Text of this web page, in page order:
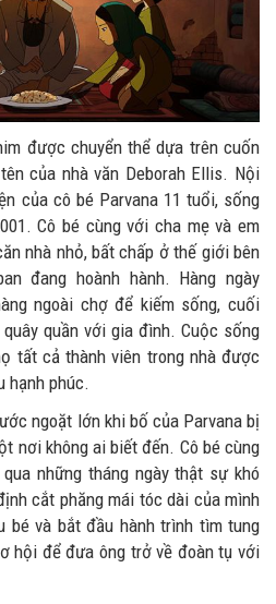
được chuyển thể dựa trên cuốn
của nhà văn Deborah Ellis. Nội
của cô bé Parvana 11 tuổi, sống
Cô bé cùng với cha mẹ và em
nhà nhỏ, bất chấp ở thế giới bên
đang hoành hành. Hàng ngày
ngoài chợ để kiếm sống, cuối
quần với gia đình. Cuộc sống
tất cả thành viên trong nhà được
hạnh phúc.
ngoặt lớn khi bố của Parvana bị
nơi không ai biết đến. Cô bé cùng
những tháng ngày thật sự khó
cắt phăng mái tóc dài của mình
bé và bắt đầu hành trình tìm tung
hội để đưa ông trở về đoàn tụ với